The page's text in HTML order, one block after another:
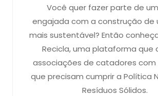
Você quer fazer parte de
engajada com a construção de
mais sustentável? Então
Recicla, uma plataforma que
associações de catadores com
que precisam cumprir a Política
Resíduos Sólidos.